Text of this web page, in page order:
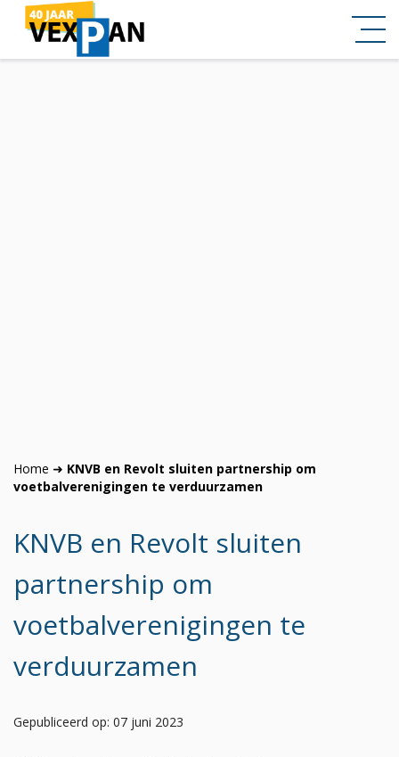
Home ➜ KNVB en Revolt sluiten partnership om
voetbalverenigingen te verduurzamen
KNVB en Revolt sluiten
partnership om
voetbalverenigingen te
verduurzamen
Gepubliceerd op: 07 juni 2023